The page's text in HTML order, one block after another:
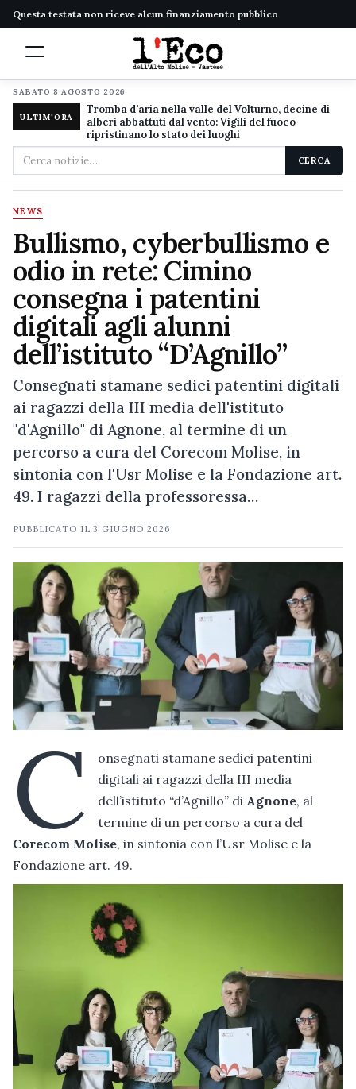
Questa testata non riceve alcun finanziamento pubblico
SABATO 8 AGOSTO 2026
ULTIM'ORA
Tromba d'aria nella valle del Volturno, decine di
alberi abbattuti dal vento: Vigili del fuoco
ripristinano lo stato dei luoghi
Cerca
nel
sito
CERCA
NEWS
Bullismo, cyberbullismo e
odio in rete: Cimino
consegna i patentini
digitali agli alunni
dell’istituto “D’Agnillo”
Consegnati stamane sedici patentini digitali
ai ragazzi della III media dell'istituto
"d'Agnillo" di Agnone, al termine di un
percorso a cura del Corecom Molise, in
sintonia con l'Usr Molise e la Fondazione art.
49. I ragazzi della professoressa…
PUBBLICATO IL3 GIUGNO 2026
C
onsegnati stamane sedici patentini
digitali ai ragazzi della III media
dell’istituto “d’Agnillo” di Agnone, al
termine di un percorso a cura del
Corecom Molise, in sintonia con l’Usr Molise e la
Fondazione art. 49.